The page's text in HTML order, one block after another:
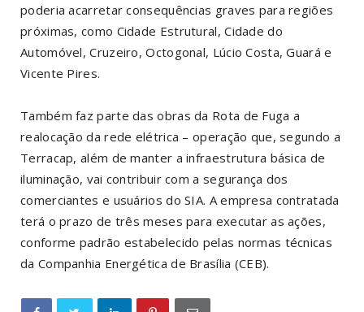
poderia acarretar consequências graves para regiões
próximas, como Cidade Estrutural, Cidade do
Automóvel, Cruzeiro, Octogonal, Lúcio Costa, Guará e
Vicente Pires.
Também faz parte das obras da Rota de Fuga a
realocação da rede elétrica – operação que, segundo a
Terracap, além de manter a infraestrutura básica de
iluminação, vai contribuir com a segurança dos
comerciantes e usuários do SIA. A empresa contratada
terá o prazo de três meses para executar as ações,
conforme padrão estabelecido pelas normas técnicas
da Companhia Energética de Brasília (CEB).